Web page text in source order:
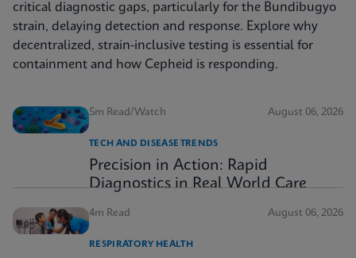
critical diagnostic gaps, particularly for the Bundibugyo
strain, delaying detection and response. Explore why
decentralized, strain-inclusive testing is essential for
containment and how Cepheid is responding.
5m Read/Watch August 06, 2026
TECH AND DISEASE TRENDS
Precision in Action: Rapid
Diagnostics in Real World Care
4m Read August 06, 2026
RESPIRATORY HEALTH